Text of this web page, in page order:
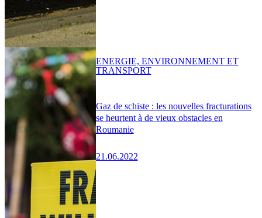
Gaz de schiste : les nouvelles fracturations
se heurtent à de vieux obstacles en
Roumanie
21.06.2022
ENERGIE, ENVIRONNEMENT ET
TRANSPORT